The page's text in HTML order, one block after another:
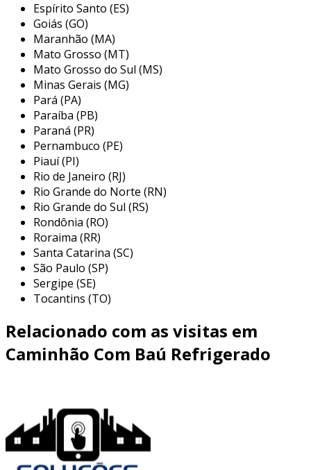
carga.
principais aplicações do caminhão
asa delta
o caminhão asa delta possui uma ampla gama
de aplicações, principalmente em setores que
exigem versatilidade e robustez no transporte.
as principais áreas de utilização incluem:
construção civil:
frequentemente utilizado para
transportar materiais pesados, como
concreto, blocos e maquinários pesados.
sua capacidade de carga e a distribuição
equilibrada do peso tornam-no ideal para
estas tarefas.
transporte de máquinas:
materiais de construção, o caminhão asa
máquinas pesadas, como escavadeiras e
guindastes, que precisam de um
transporte seguro e eficaz.
grandes quantidades, como fertilizantes e
equipamentos, oferecendo praticidade no
transporte rural.
Espírito Santo (ES)
Goiás (GO)
Maranhão (MA)
Mato Grosso (MT)
Mato Grosso do Sul (MS)
Minas Gerais (MG)
Pará (PA)
Paraíba (PB)
Paraná (PR)
Pernambuco (PE)
Piauí (PI)
Rio de Janeiro (RJ)
Rio Grande do Norte (RN)
Rio Grande do Sul (RS)
Rondônia (RO)
Roraima (RR)
Santa Catarina (SC)
São Paulo (SP)
Sergipe (SE)
Tocantins (TO)
Relacionado com as visitas em
Caminhão Com Baú Refrigerado